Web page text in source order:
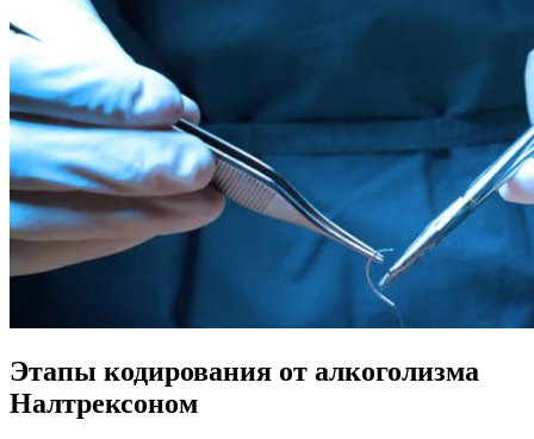
Этапы кодирования от алкоголизма
Налтрексоном